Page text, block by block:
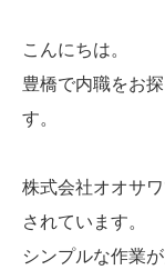
こんにちは。
豊橋で内職をお
す。
株式会社オオサ
されています。
シンプルな作業